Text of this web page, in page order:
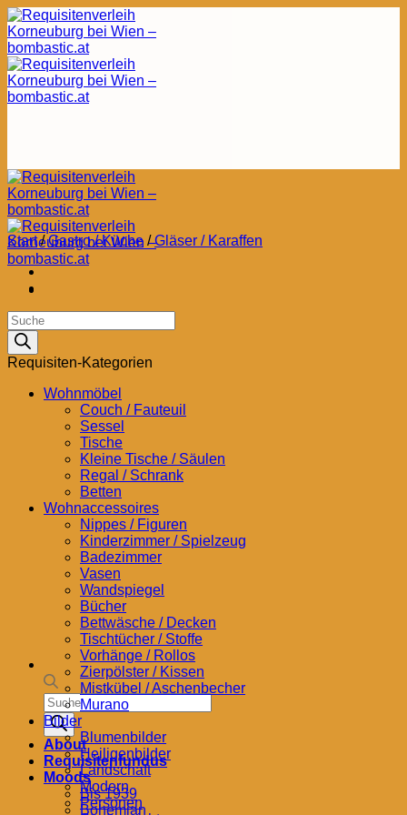
Zum
Inhalt
springen
Products
search
About
Requisitenfundus
Moods
Bis 1939
Bohemian
Start / Gastro / Küche / Gläser / Karaffen
Products
search
Requisiten-Kategorien
Wohnmöbel
Couch / Fauteuil
Sessel
Tische
Kleine Tische / Säulen
Regal / Schrank
Betten
Wohnaccessoires
Nippes / Figuren
Kinderzimmer / Spielzeug
Badezimmer
Vasen
Wandspiegel
Bücher
Bettwäsche / Decken
Tischtücher / Stoffe
Vorhänge / Rollos
Zierpölster / Kissen
Mistkübel / Aschenbecher
Murano
Bilder
Blumenbilder
Heiligenbilder
Landschaft
Modern
Personen